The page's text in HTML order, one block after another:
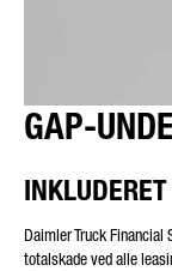
GAP-
Daimler Truck
totalskade ved alle